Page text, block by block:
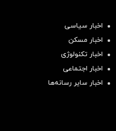
اخبار سیاسی
اخبار مسکن
اخبار تکنولوژی
اخبار اجتماعی
اخبار سایر رسانه‌‌ها